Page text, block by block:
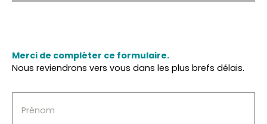
Merci de compléter ce formulaire.
Nous reviendrons vers vous dans les plus brefs délais.
Prénom